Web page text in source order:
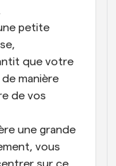
petite
que votre
manière
de vos
une grande
vous